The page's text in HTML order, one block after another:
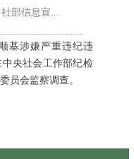
部信息宣...
基涉嫌严重违纪违
央社会工作部纪检
员会监察调查。